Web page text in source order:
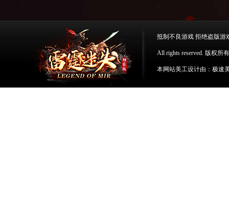
抵制不良游戏 拒绝盗版游
All rights reserved. 版权所
本网站美工设计由：极速